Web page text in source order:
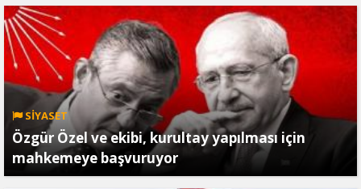
SİYASET
Özgür Özel ve ekibi, kurultay yapılması için
mahkemeye başvuruyor